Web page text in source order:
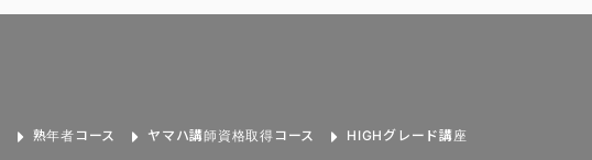
熟年者コース ヤマハ講師資格取得コース HIGHグレード講座